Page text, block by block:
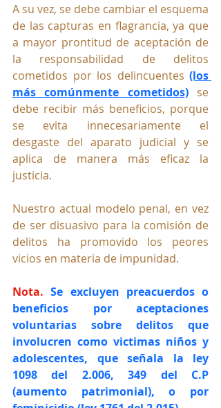
A su vez, se debe cambiar el esquema
de las capturas en flagrancia, ya que
a mayor prontitud de aceptación de
la responsabilidad de delitos
cometidos por los delincuentes (los
más comúnmente cometidos)
se
debe recibir más beneficios, porque
se evita innecesariamente el
desgaste del aparato judicial y se
aplica de manera más eficaz la
justicia.
Nuestro actual modelo penal, en vez
de ser disuasivo para la comisión de
delitos ha promovido los peores
vicios en materia de impunidad.
Nota. Se excluyen preacuerdos o
beneficios por aceptaciones
voluntarias sobre delitos que
involucren como victimas niños y
adolescentes, que señala la ley
1098 del 2.006, 349 del C.P
(aumento patrimonial), o por